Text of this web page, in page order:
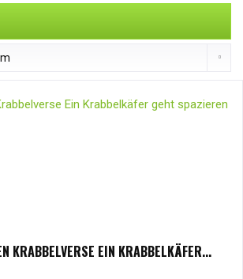
KRABBELVERSE EIN KRABBELKÄFER...